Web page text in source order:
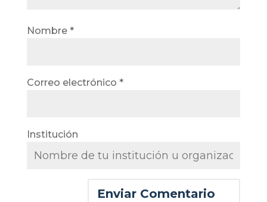
Nombre *
Correo electrónico *
Institución